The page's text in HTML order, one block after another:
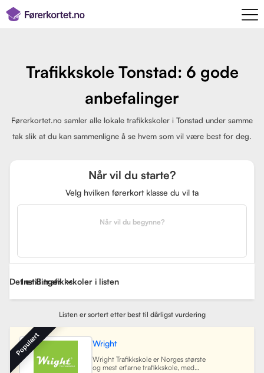
Trafikkskole Tonstad: 6 gode
anbefalinger
Førerkortet.no samler alle lokale trafikkskoler i Tonstad under samme
tak slik at du kan sammenligne å se hvem som vil være best for deg.
Når vil du starte?
Velg hvilken førerkort klasse du vil ta
Når vil du begynne?
Det er 8 trafikkskoler i listen
Instillinger
Listen er sortert etter best til dårligst vurdering
Wright
Wright Trafikkskole er Norges største
og mest erfarne trafikkskole, med
Populært